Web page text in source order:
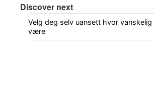
Discover next
Velg deg selv uansett hvor vanskelig
være